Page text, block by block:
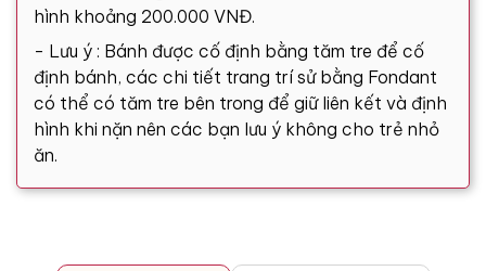
hình khoảng 200.000 VNĐ.
- Lưu ý : Bánh được cố định bằng tăm tre để cố
định bánh, các chi tiết trang trí sử bằng Fondant
có thể có tăm tre bên trong để giữ liên kết và định
hình khi nặn nên các bạn lưu ý không cho trẻ nhỏ
ăn.